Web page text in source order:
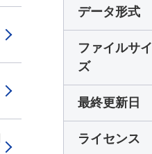
データ形式
ファイルサイ
ズ
最終更新日
ライセンス